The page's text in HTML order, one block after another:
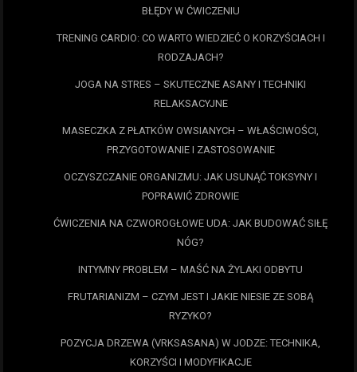
BŁĘDY W ĆWICZENIU
TRENING CARDIO: CO WARTO WIEDZIEĆ O KORZYŚCIACH I
RODZAJACH?
JOGA NA STRES – SKUTECZNE ASANY I TECHNIKI
RELAKSACYJNE
MASECZKA Z PŁATKÓW OWSIANYCH – WŁAŚCIWOŚCI,
PRZYGOTOWANIE I ZASTOSOWANIE
OCZYSZCZANIE ORGANIZMU: JAK USUNĄĆ TOKSYNY I
POPRAWIĆ ZDROWIE
ĆWICZENIA NA CZWOROGŁOWE UDA: JAK BUDOWAĆ SIŁĘ
NÓG?
INTYMNY PROBLEM – MAŚĆ NA ŻYLAKI ODBYTU
FRUTARIANIZM – CZYM JEST I JAKIE NIESIE ZE SOBĄ
RYZYKO?
POZYCJA DRZEWA (VRKSASANA) W JODZE: TECHNIKA,
KORZYŚCI I MODYFIKACJE